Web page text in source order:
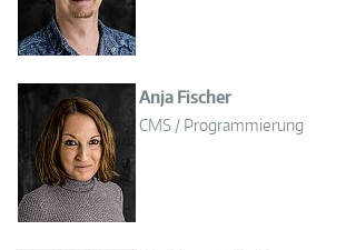
Anja Fischer
CMS / Programmierung